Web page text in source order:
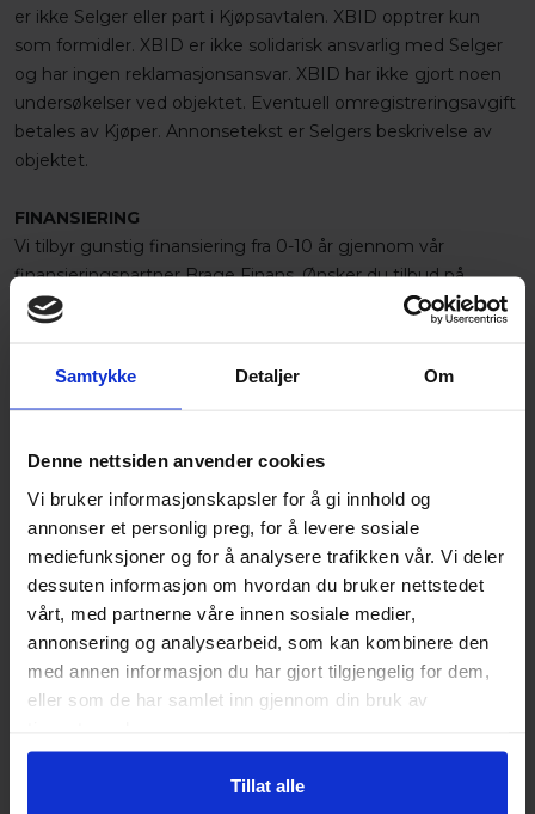
Samtykke Detaljer Om
Denne nettsiden anvender cookies
Vi bruker informasjonskapsler for å gi innhold og
annonser et personlig preg, for å levere sosiale
mediefunksjoner og for å analysere trafikken vår. Vi deler
dessuten informasjon om hvordan du bruker nettstedet
vårt, med partnerne våre innen sosiale medier,
annonsering og analysearbeid, som kan kombinere den
med annen informasjon du har gjort tilgjengelig for dem,
eller som de har samlet inn gjennom din bruk av
Tillat alle
er ikke Selger eller part i Kjøpsavtalen. XBID opptrer kun
som formidler. XBID er ikke solidarisk ansvarlig med Selger
og har ingen reklamasjonsansvar. XBID har ikke gjort noen
undersøkelser ved objektet. Eventuell omregistreringsavgift
betales av Kjøper. Annonsetekst er Selgers beskrivelse av
objektet.
FINANSIERING
Vi tilbyr gunstig finansiering fra 0-10 år gjennom vår
finansieringspartner Brage Finans. Ønsker du tilbud på
finansiering? Send oss en henvendelse på
auksjon@xbid.no
Salgsobjektet selges som den er. Dette forutsetter fra
sammenhenger kjøpers risiko dersom budgivningen skjer
uten at salgsobjektet er besiktiget, testet og eventuelt
prøvekjørt. For mer informasjon om objektet, budgivning og
lokasjon, ta kontakt eller les våre vilkår
https://xbid.no/Home/Terms. XBID AS er ikke selger av
objektene hos XBID.no. Dersom selger aksepter budet etter
gjennomført auksjon, vil det bli inngått formell kjøpekontrakt
mellom budgiver (kjøper) og eier av objektet (selger).